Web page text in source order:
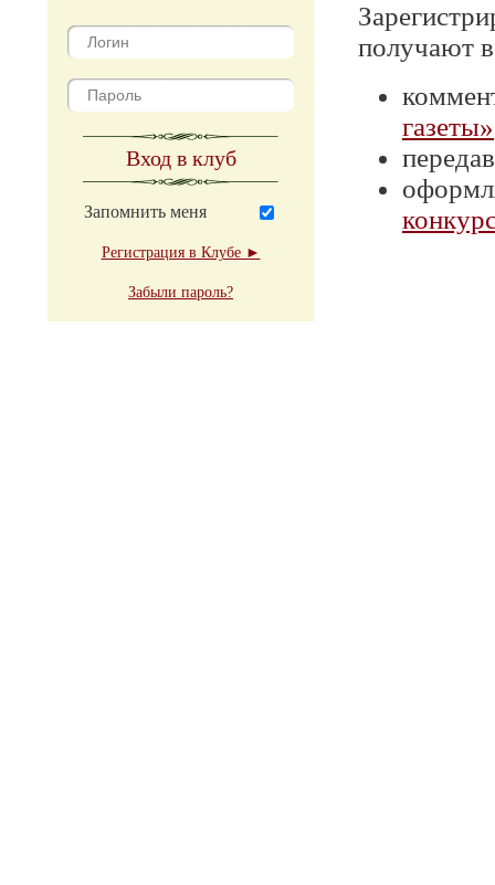
Вход в клуб
Запомнить меня
Регистрация в Клубе ►
Забыли пароль?
получают
газеты»